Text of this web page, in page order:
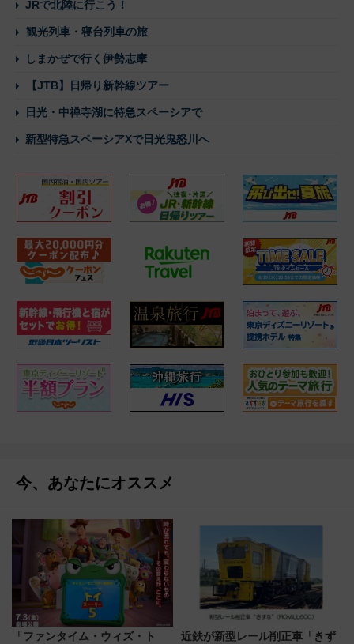
JRで北陸に行こう！
観光列車・寝台列車の旅
しまかぜで行く伊勢志摩
【JTB】日帰り新幹線ツアー
日光・中禅寺湖に特急スペーシアで
新型特急スペーシアXで日光鬼怒川へ
今、あなたにオススメ
「ファンタイム・ウィズ・ト
近鉄が新型レール削正車「きず